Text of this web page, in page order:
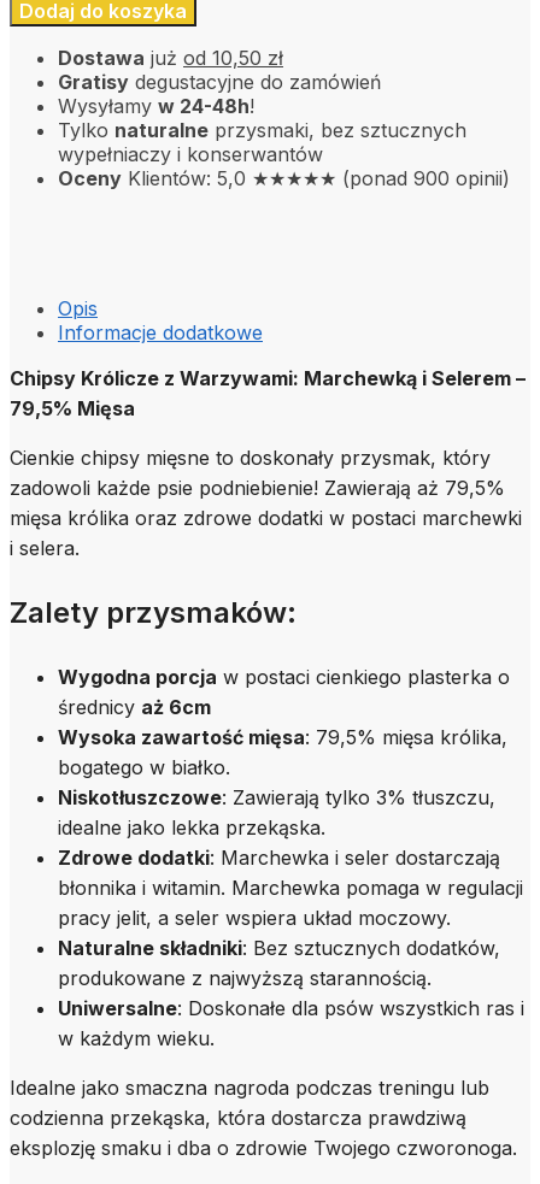
Dodaj do koszyka
Dostawa już od 10,50 zł
Gratisy degustacyjne do zamówień
Wysyłamy w 24-48h!
Tylko naturalne przysmaki, bez sztucznych
wypełniaczy i konserwantów
Oceny Klientów: 5,0 ★★★★★ (ponad 900 opinii)
Opis
Informacje dodatkowe
Chipsy Królicze z Warzywami: Marchewką i Selerem –
79,5% Mięsa
Cienkie chipsy mięsne to doskonały przysmak, który
zadowoli każde psie podniebienie! Zawierają aż 79,5%
mięsa królika oraz zdrowe dodatki w postaci marchewki
i selera.
Zalety przysmaków:
Wygodna porcja w postaci cienkiego plasterka o
średnicy aż 6cm
Wysoka zawartość mięsa: 79,5% mięsa królika,
bogatego w białko.
Niskotłuszczowe: Zawierają tylko 3% tłuszczu,
idealne jako lekka przekąska.
Zdrowe dodatki: Marchewka i seler dostarczają
błonnika i witamin. Marchewka pomaga w regulacji
pracy jelit, a seler wspiera układ moczowy.
Naturalne składniki: Bez sztucznych dodatków,
produkowane z najwyższą starannością.
Uniwersalne: Doskonałe dla psów wszystkich ras i
w każdym wieku.
Idealne jako smaczna nagroda podczas treningu lub
codzienna przekąska, która dostarcza prawdziwą
eksplozję smaku i dba o zdrowie Twojego czworonoga.